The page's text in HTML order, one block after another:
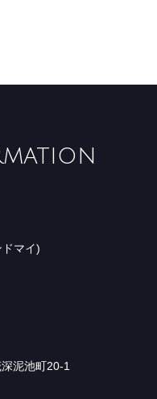
マイ)
泥池町20-1